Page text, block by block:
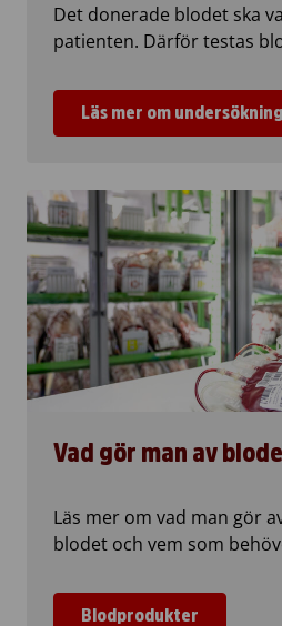
Det donerade blodet ska
patienten. Därför testas
Läs mer om
Vad gör man av
Läs mer om vad man gör
blodet och vem som
Blodprodukter